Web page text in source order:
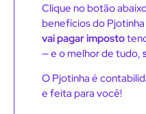
Clique no botão
benefícios do Pjotinha
vai pagar imposto
— e o melhor de tudo,
O Pjotinha é
e feita para você!